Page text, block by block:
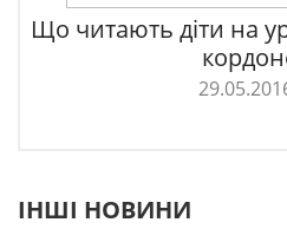
Що читають діти на
ІНШІ НОВИНИ